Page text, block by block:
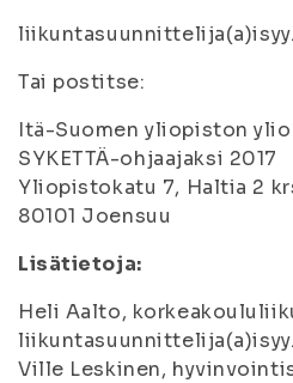
Tai postitse:
Itä-Suomen yliopiston
SYKETTÄ-ohjaajaksi 2017
Yliopistokatu 7, Haltia 2
80101 Joensuu
Lisätietoja:
Heli Aalto,
Ville Leskinen,